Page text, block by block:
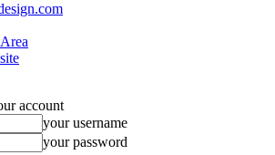
account
your username
your password